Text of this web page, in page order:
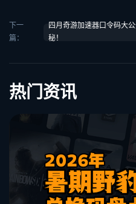
下一
篇：
四月奇游加速器口令码大
秘！
热门资讯